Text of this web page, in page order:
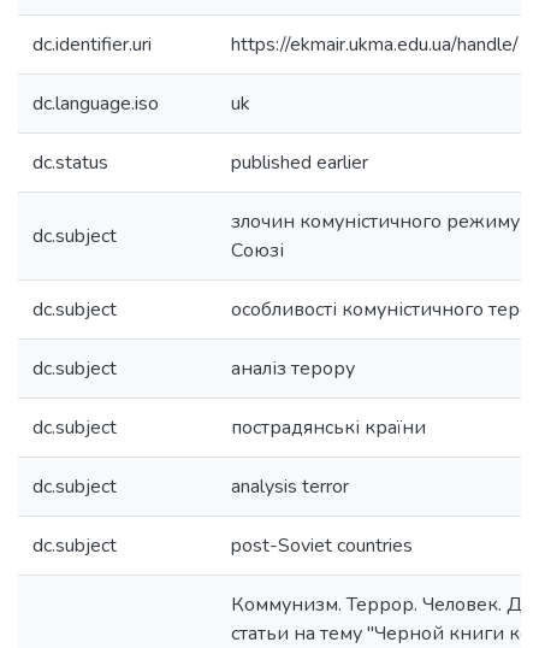
dc.identifier.uri https://ekmair.ukma.edu.ua/
dc.language.iso uk
dc.status published earlier
dc.subject
злочин комуністичного режиму
Союзі
dc.subject особливості комуністичного
dc.subject аналіз терору
dc.subject пострадянські країни
dc.subject analysis terror
dc.subject post-Soviet countries
Коммунизм. Террор. Человек.
статьи на тему "Черной книги